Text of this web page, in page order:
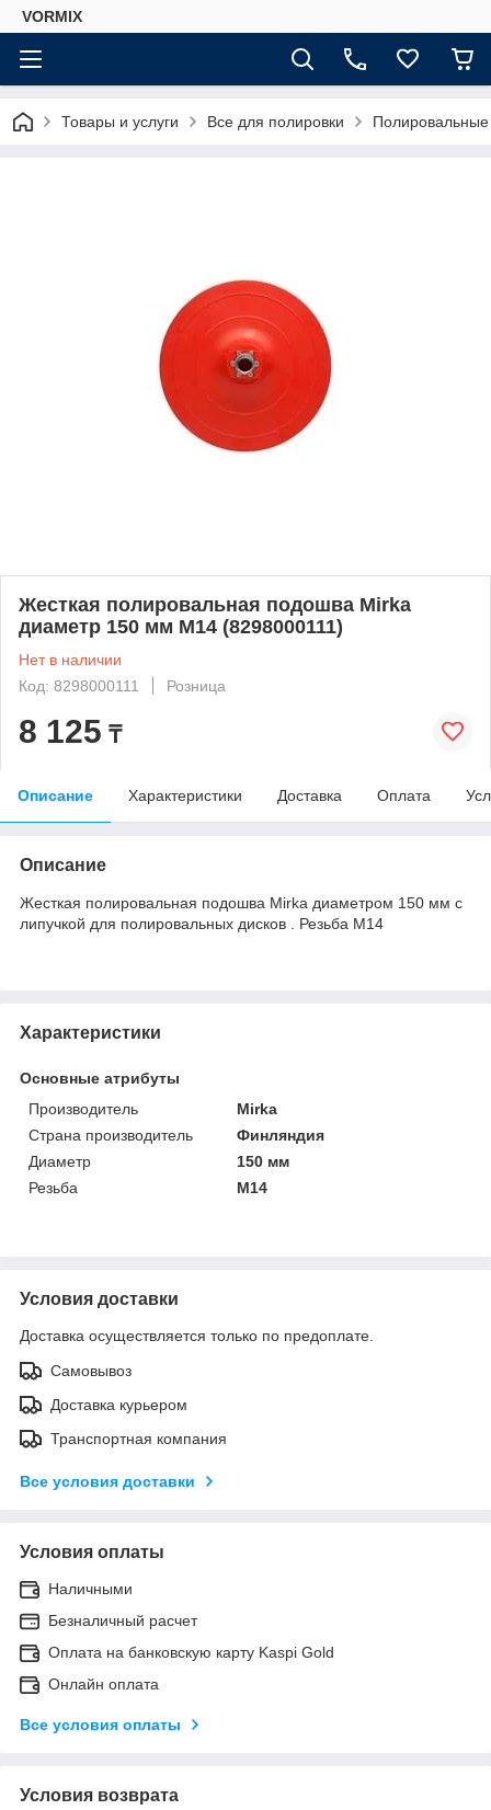
VORMIX
Товары и услуги Все для полировки
Жесткая полировальная подошва Mirka
диаметр 150 мм M14 (8298000111)
Нет в наличии
Код: 8298000111
Розница
8 125 ₸
Описание Характеристики Доставка Оплата
Описание
Жесткая полировальная подошва Mirka диаметром 150 мм с
липучкой для полировальных дисков . Резьба M14
Характеристики
Основные атрибуты
Производитель
Mirka
Страна производитель
Финляндия
Диаметр
150 мм
Резьба
M14
Условия доставки
Доставка осуществляется только по предоплате.
Самовывоз
Доставка курьером
Транспортная компания
Все условия доставки
Условия оплаты
Наличными
Безналичный расчет
Оплата на банковскую карту Kaspi Gold
Онлайн оплата
Все условия оплаты
Условия возврата